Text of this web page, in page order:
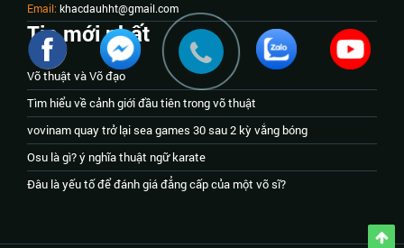
Email: khacdauhht@gmail.com
Tin mới nhất
Võ thuật và Võ đạo
Tìm hiểu về cảnh giới đầu tiên trong võ thuật
vovinam quay trở lại sea games 30 sau 2 kỳ vắng bóng
Osu là gì? ý nghĩa thuật ngữ karate
Đâu là yếu tố để đánh giá đẳng cấp của một võ sĩ?